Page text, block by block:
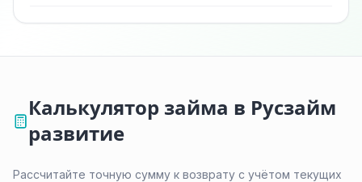
Калькулятор займа в Русзайм
развитие
Рассчитайте точную сумму к возврату с учётом текущих